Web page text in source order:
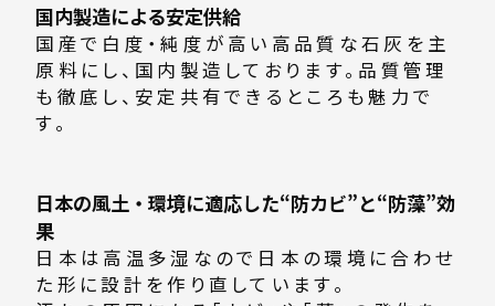
国内製造による安定供給
国産で白度・純度が高い高品質な石灰を主
原料にし、国内製造しております。品質管理
も徹底し、安定共有できるところも魅力で
す。
日本の風土・環境に適応した“防カビ”と“防藻”効
果
日本は高温多湿なので日本の環境に合わせ
た形に設計を作り直しています。